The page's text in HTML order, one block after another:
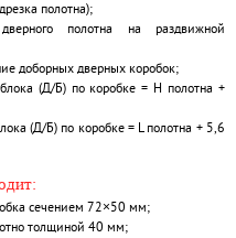
полотна);
полотна на раздвижной
доборных дверных коробок;
(Д/Б) по коробке = H полотна +
(Д/Б) по коробке = L полотна + 5,6
сечением 72×50 мм;
толщиной 40 мм;